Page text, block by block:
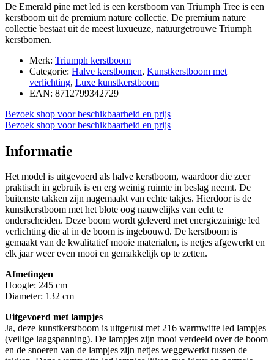
De Emerald pine met led is een kerstboom van Triumph Tree is een
kerstboom uit de premium nature collectie. De premium nature
collectie bestaat uit de meest luxueuze, natuurgetrouwe Triumph
kerstbomen.
Merk: Triumph kerstboom
Categorie: Halve kerstbomen, Kunstkerstboom met
verlichting, Luxe kunstkerstboom
EAN: 8712799342729
Bezoek shop voor beschikbaarheid en prijs
Bezoek shop voor beschikbaarheid en prijs
Informatie
Het model is uitgevoerd als halve kerstboom, waardoor die zeer
praktisch in gebruik is en erg weinig ruimte in beslag neemt. De
buitenste takken zijn nagemaakt van echte takjes. Hierdoor is de
kunstkerstboom met het blote oog nauwelijks van echt te
onderscheiden. Deze boom wordt geleverd met energiezuinige led
verlichting die al in de boom is ingebouwd. De kerstboom is
gemaakt van de kwalitatief mooie materialen, is netjes afgewerkt en
elk jaar weer even mooi en gemakkelijk op te zetten.
Afmetingen
Hoogte: 245 cm
Diameter: 132 cm
Uitgevoerd met lampjes
Ja, deze kunstkerstboom is uitgerust met 216 warmwitte led lampjes
(veilige laagspanning). De lampjes zijn mooi verdeeld over de boom
en de snoeren van de lampjes zijn netjes weggewerkt tussen de